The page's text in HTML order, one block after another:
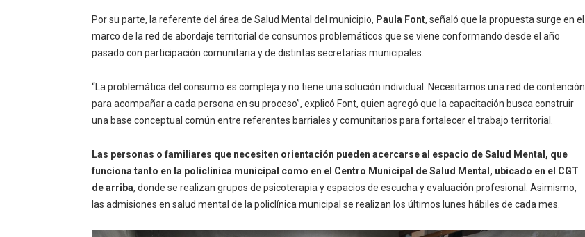
Por su parte, la referente del área de Salud Mental del municipio, Paula Font, señaló que la propuesta surge en el
marco de la red de abordaje territorial de consumos problemáticos que se viene conformando desde el año
pasado con participación comunitaria y de distintas secretarías municipales.
“La problemática del consumo es compleja y no tiene una solución individual. Necesitamos una red de contención
para acompañar a cada persona en su proceso”, explicó Font, quien agregó que la capacitación busca construir
una base conceptual común entre referentes barriales y comunitarios para fortalecer el trabajo territorial.
Las personas o familiares que necesiten orientación pueden acercarse al espacio de Salud Mental, que
funciona tanto en la policlínica municipal como en el Centro Municipal de Salud Mental, ubicado en el CGT
de arriba, donde se realizan grupos de psicoterapia y espacios de escucha y evaluación profesional. Asimismo,
las admisiones en salud mental de la policlínica municipal se realizan los últimos lunes hábiles de cada mes.